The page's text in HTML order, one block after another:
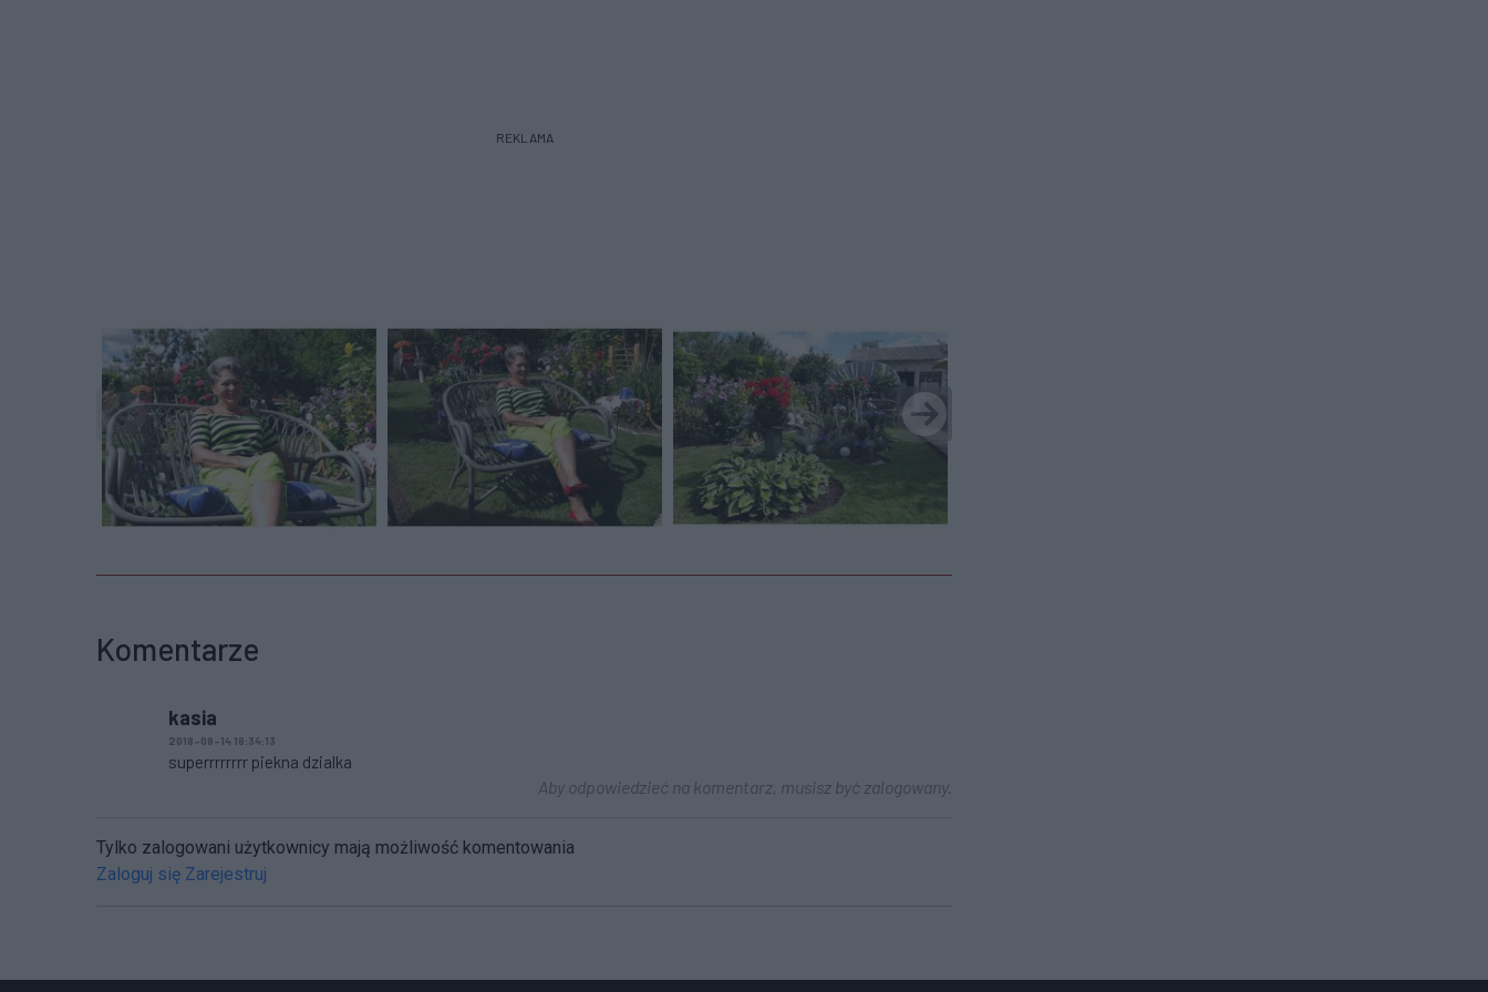
REKLAMA
Komentarze
kasia
2018-08-14 18:34:13
superrrrrrrr piekna dzialka
Aby odpowiedzieć na komentarz, musisz być zalogowany.
Tylko zalogowani użytkownicy mają możliwość komentowania
Zaloguj się Zarejestruj